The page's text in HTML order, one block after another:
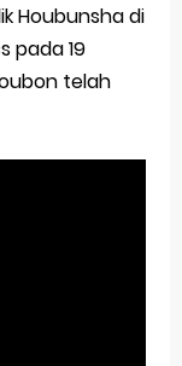
Houbunsha di
pada 19
telah